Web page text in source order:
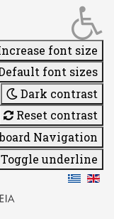
font size
font sizes
Dark contrast
Reset contrast
Navigation
Toggle underline